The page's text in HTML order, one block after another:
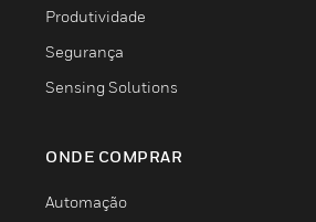
Produtividade
Segurança
Sensing Solutions
ONDE COMPRAR
Automação